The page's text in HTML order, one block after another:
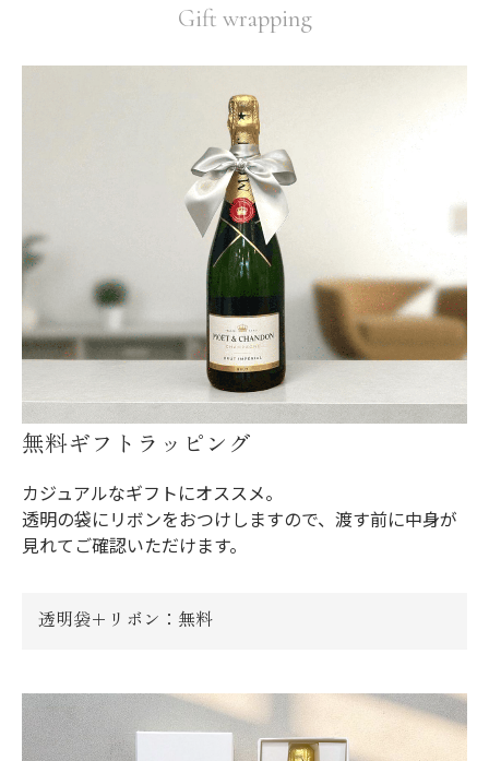
Gift wrapping
無料ギフトラッピング
カジュアルなギフトにオススメ。
透明の袋にリボンをおつけしますので、渡す前に中身が
見れてご確認いただけます。
透明袋＋リボン：無料